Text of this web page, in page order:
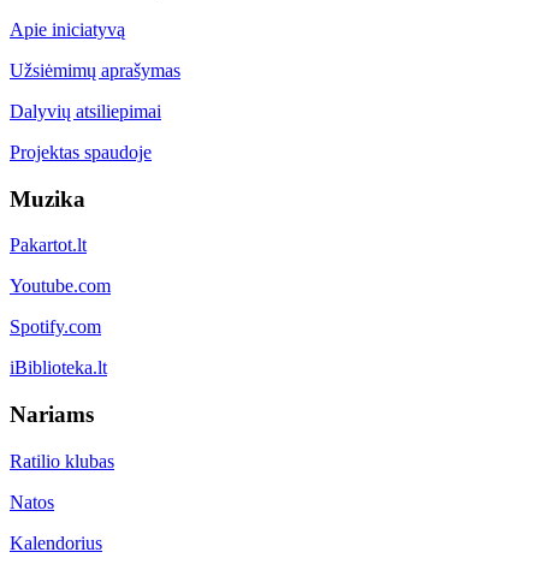
Apie iniciatyvą
Užsiėmimų aprašymas
Dalyvių atsiliepimai
Projektas spaudoje
Muzika
Pakartot.lt
Youtube.com
Spotify.com
iBiblioteka.lt
Nariams
Ratilio klubas
Natos
Kalendorius